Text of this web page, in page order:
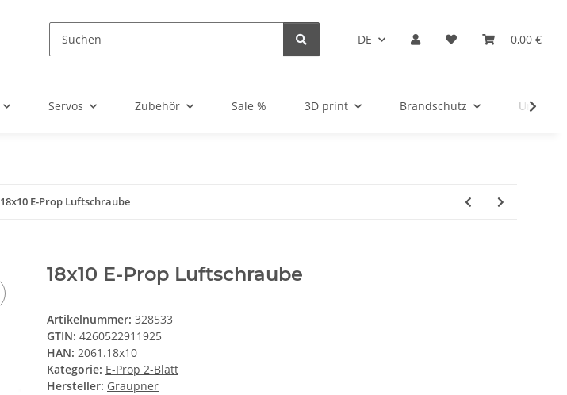
DE 0,00 €
Servos Zubehör Sale % 3D print Brandschutz
18x10 E-Prop Luftschraube
18x10 E-Prop Luftschraube
Artikelnummer: 328533
GTIN: 4260522911925
HAN: 2061.18x10
Kategorie: E-Prop 2-Blatt
Hersteller: Graupner